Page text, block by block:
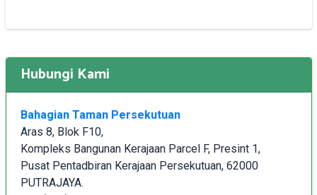
Hubungi Kami
Bahagian Taman Persekutuan
Aras 8, Blok F10,
Kompleks Bangunan Kerajaan Parcel F, Presint 1,
Pusat Pentadbiran Kerajaan Persekutuan, 62000
PUTRAJAYA.